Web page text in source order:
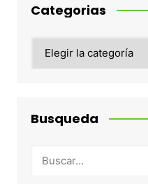
Categorias
Busqueda